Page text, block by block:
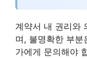
계약서 내 권리와
며, 불명확한 부분
가에게 문의해야